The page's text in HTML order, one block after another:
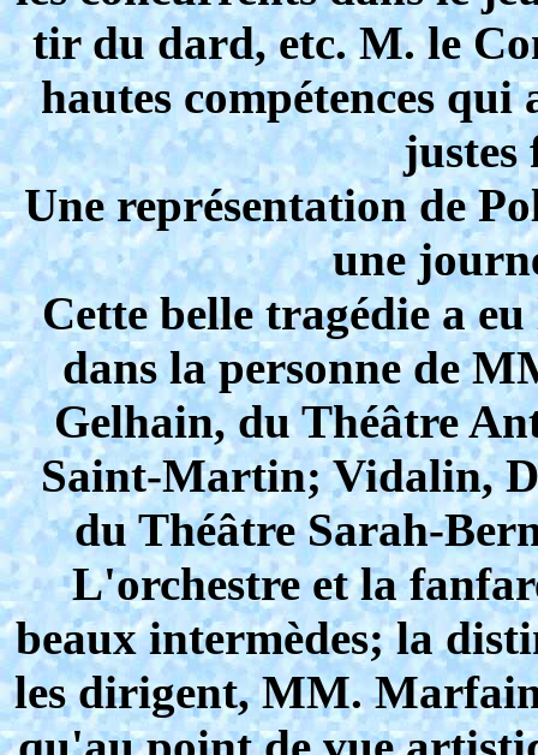
tir du dard, etc. M. le
hautes compétences
justes
Une représentation de
une
Cette belle tragédie a
dans la personne de
Gelhain, du Théâtre
Saint-Martin; Vidalin,
du Théâtre Sarah-
L'orchestre et la
beaux intermèdes; la
les dirigent, MM.